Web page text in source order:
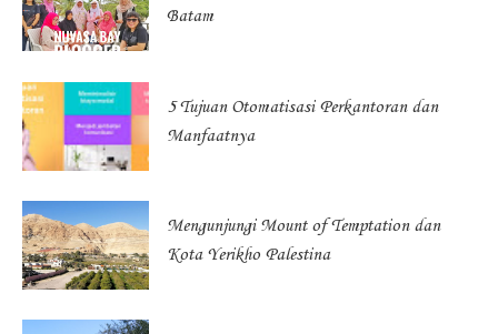
Batam
5 Tujuan Otomatisasi Perkantoran dan
Manfaatnya
Mengunjungi Mount of Temptation dan
Kota Yerikho Palestina